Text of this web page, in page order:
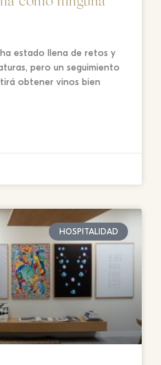
estado llena de retos y
pero un seguimiento
obtener vinos bien
HOSPITALIDAD